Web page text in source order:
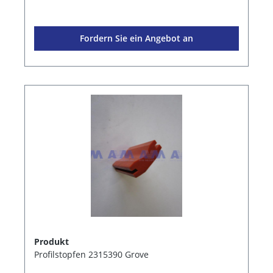
Fordern Sie ein Angebot an
Produkt
Profilstopfen 2315390 Grove